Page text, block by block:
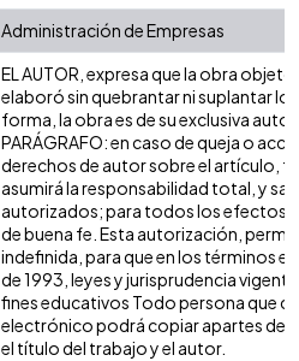
Administración de Empresas
EL AUTOR, expresa que la obra
elaboró sin quebrantar ni suplantar
forma, la obra es de su exclusiva
PARÁGRAFO: en caso de queja o
derechos de autor sobre el artículo,
asumirá la responsabilidad total, y
autorizados; para todos los efectos,
de buena fe. Esta autorización,
indefinida, para que en los términos
de 1993, leyes y jurisprudencia
fines educativos Todo persona que
electrónico podrá copiar apartes del
el título del trabajo y el autor.